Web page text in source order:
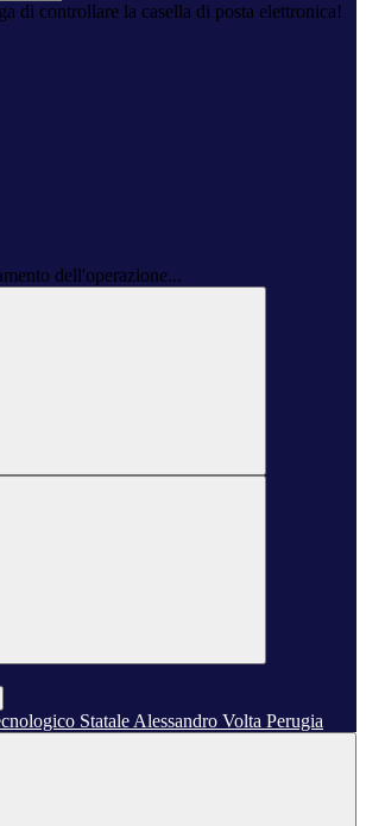
di controllare la casella di posta elettronica!
dell'operazione...